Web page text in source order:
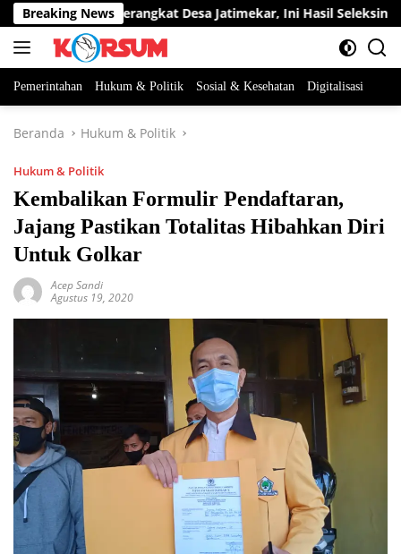
Langsung
ke
konten
Breaking News
Jabatan Perangkat Desa Jatimekar, Ini Hasil Seleksinya
Pemerintahan Hukum & Politik Sosial & Kesehatan Digitalisasi
Beranda Hukum & Politik
Hukum & Politik
Kembalikan Formulir Pendaftaran,
Jajang Pastikan Totalitas Hibahkan Diri
Untuk Golkar
Acep Sandi
Agustus 19, 2020